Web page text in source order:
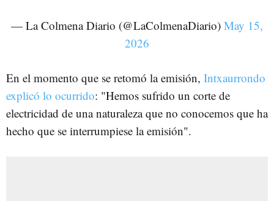
— La Colmena Diario (@LaColmenaDiario) May 15,
2026
En el momento que se retomó la emisión, Intxaurrondo
explicó lo ocurrido: "Hemos sufrido un corte de
electricidad de una naturaleza que no conocemos que ha
hecho que se interrumpiese la emisión".